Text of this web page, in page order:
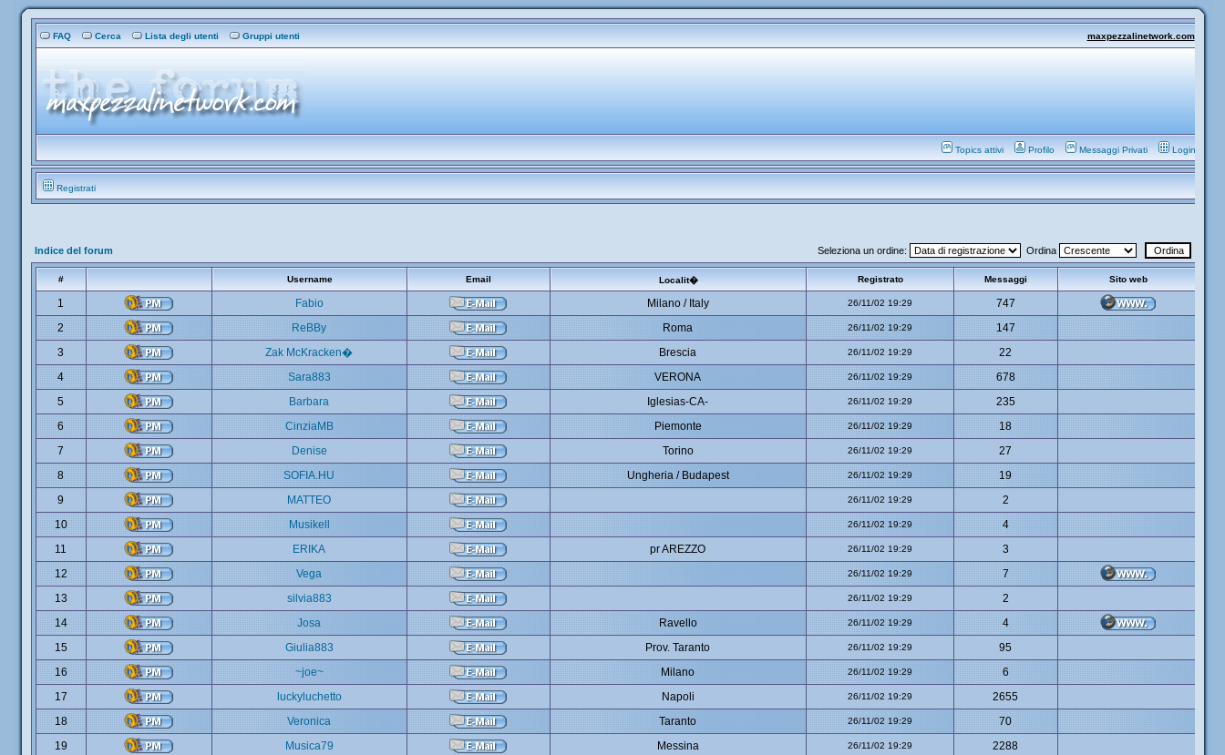
FAQ Cerca Lista degli utenti Gruppi utenti maxpezzalinetwork.com
Topics attivi Profilo Messaggi Privati Login
Registrati
Indice del forum Seleziona un ordine: Ordina
# Username Email Localit� Registrato Messaggi Sito web
1 Fabio Milano / Italy 26/11/02 19:29
747
2
ReBBy Roma 26/11/02 19:29
147
3
Zak McKracken� Brescia 26/11/02 19:29
22
4
Sara883 VERONA 26/11/02 19:29
678
5
Barbara Iglesias-CA- 26/11/02 19:29
235
6
CinziaMB Piemonte 26/11/02 19:29
18
7
Denise Torino 26/11/02 19:29
27
8
SOFIA.HU Ungheria / Budapest 26/11/02 19:29
19
9
MATTEO 26/11/02 19:29
2
10
Musikell 26/11/02 19:29
4
11
ERIKA pr AREZZO 26/11/02 19:29
3
12
Vega 26/11/02 19:29
7
13
silvia883 26/11/02 19:29
2
14
Josa Ravello 26/11/02 19:29
4
15
Giulia883 Prov. Taranto 26/11/02 19:29
95
16
~joe~ Milano 26/11/02 19:29
6
17
luckyluchetto Napoli 26/11/02 19:29
2655
18
Veronica Taranto 26/11/02 19:29
70
19
Musica79 Messina 26/11/02 19:29
2288